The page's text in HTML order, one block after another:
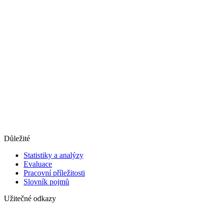
Důležité
Statistiky a analýzy
Evaluace
Pracovní příležitosti
Slovník pojmů
Užitečné odkazy